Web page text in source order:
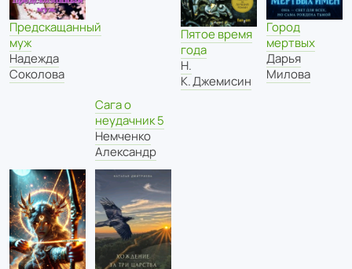
Предскащанный
муж
Надежда
Соколова
Сага о
неудачник 5
Немченко
Александр
Пятое время
года
Н.
К. Джемисин
Город
мертвых
Дарья
Милова